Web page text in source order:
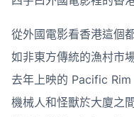
從外國電影看香港這個
如非東方傳統的漁村市
去年上映的 Pacific
機械人和怪獸於大廈之